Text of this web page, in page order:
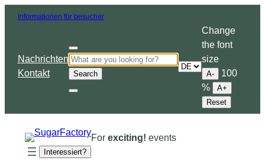
Informationen für besucher
Nachrichten
Kontakt
Search
Choose
language
Change
the font
size
A-
100
%
A+
Reset
For exciting! events
Interessiert?